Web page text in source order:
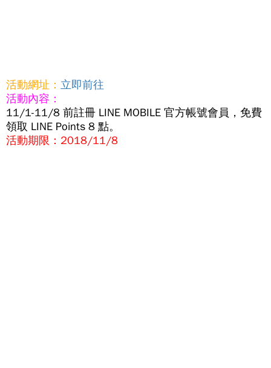
活動網址： 立即前往
活動內容：
11/1-11/8 前註冊 LINE MOBILE 官方帳號會員，免費
領取 LINE Points 8 點。
活動期限 ：2018/11/8